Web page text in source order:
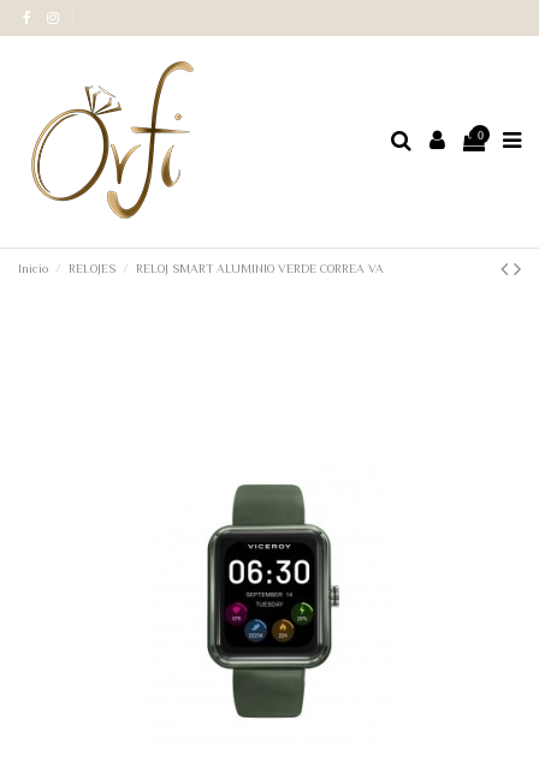
0
Inicio RELOJES RELOJ SMART ALUMINIO VERDE CORREA VA